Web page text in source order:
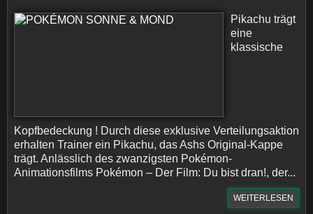
Pikachu trägt
eine
klassische
Kopfbedeckung ! Durch diese exklusive Verteilungsaktion
erhalten Trainer ein Pikachu, das Ashs Original-Kappe
trägt. Anlässlich des zwanzigsten Pokémon-
Animationsfilms Pokémon – Der Film: Du bist dran!, der...
WEITERLESEN